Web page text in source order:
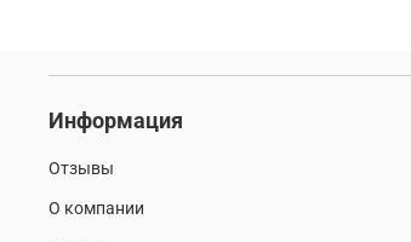
Информация
Отзывы
О компании